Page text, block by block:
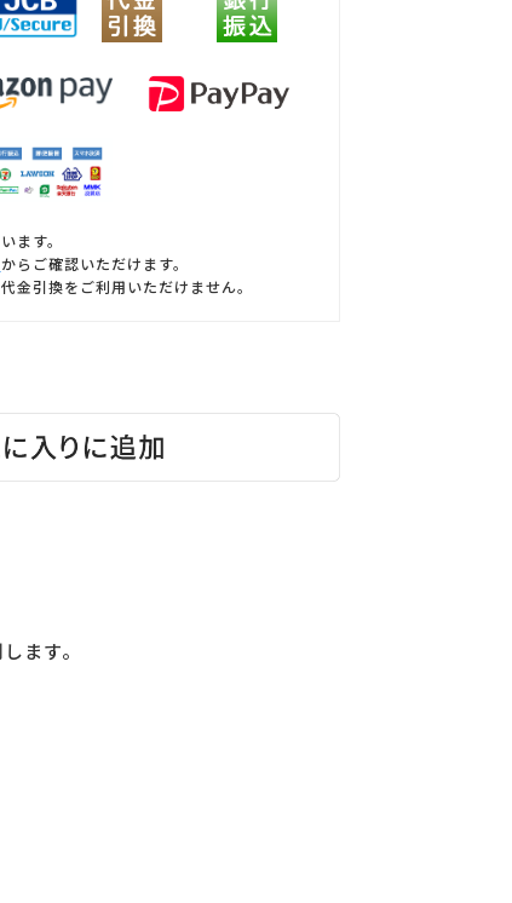
ます。
からご確認いただけます。
金引換をご利用いただけません。
ます。